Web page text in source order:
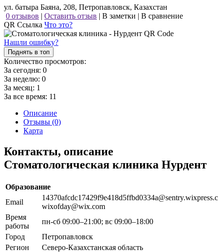
ул. батыра Баяна, 208, Петропавловск, Казахстан
0 отзывов | Оставить отзыв | В заметки | В сравнение
QR Ссылка Что это?
Нашли ошибку?
Поднять в топ
Количество просмотров:
За сегодня: 0
За неделю: 0
За месяц: 1
За все время: 11
Описание
Отзывы (0)
Карта
Контакты, описание
Стоматологическая клиника Нурдент
Образование
Email
wixofday@wix.com
Время
работы
пн-сб 09:00–21:00; вс 09:00–18:00
Город
Петропавловск
Регион
Северо-Казахстанская область